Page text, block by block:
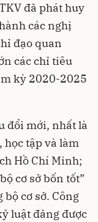
đã phát huy
các nghị
đạo quan
các chỉ tiêu
kỳ 2020-2025
đổi mới, nhất là
tập và làm
Hồ Chí Minh;
cơ sở bốn tốt”
cơ sở. Công
luật đảng được